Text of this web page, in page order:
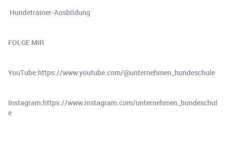
️ Hundetrainer-Ausbildung
FOLGE MIR
YouTube:https://www.youtube.com/@unternehmen_hundeschule
Instagram:https://www.instagram.com/unternehmen_hundeschul
e